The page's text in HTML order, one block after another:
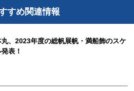
すめ関連情報
、2023年度の総帆展帆・満船飾のスケ
表！